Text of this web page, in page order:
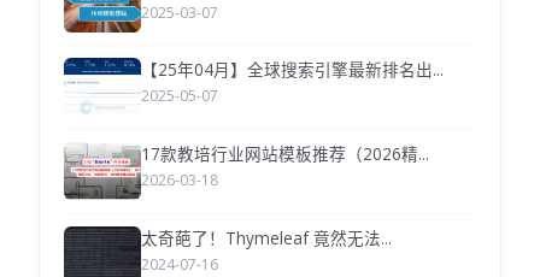
2025-03-07
【25年04月】全球搜索引擎最新排名出...
2025-05-07
17款教培行业网站模板推荐（2026精...
2026-03-18
太奇葩了！Thymeleaf 竟然无法...
2024-07-16